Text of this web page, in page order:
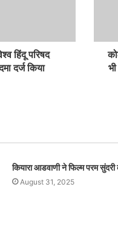
हिंदू परिषद
दर्ज किया
कियारा आडवाणी ने फिल्म परम सुंदरी
August 31, 2025